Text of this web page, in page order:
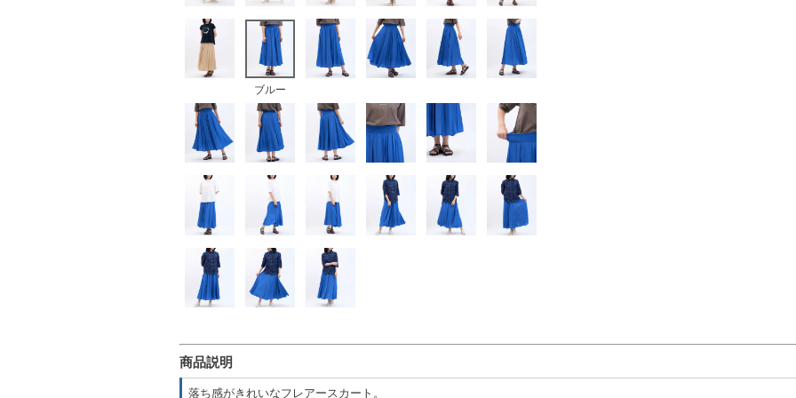
ブルー
商品説明
落ち感がきれいなフレアースカート。